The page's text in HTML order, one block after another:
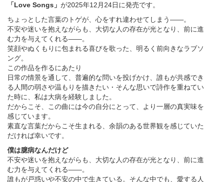
「Love Songs」 が2025年12月24日に発売です。
ちょっとした言葉のトゲが、心をすれ違わせてしまう――。
不安や迷いを抱えながらも、大切な人の存在が光となり、前に進
む力を与えてくれる――。
笑顔やぬくもりに包まれる喜びを歌った、明るく前向きなラブソ
ング。
この作品を作るにあたり
日常の情景を通して、普遍的な問いを投げかけ、誰もが共感でき
る人間の弱さや温もりを描きたい・そんな思いで詩作を重ねてい
た時に、私は大病を経験しました。
だからこそ、この曲には今の自分にとって、より一層の真実味を
感じています。
素直な言葉だからこそ生まれる、余韻のある世界観を感じていた
だければ幸いです。
僕は臆病なんだけど
不安や迷いを抱えながらも、大切な人の存在が光となり、前に進
む力を与えてくれる――。
誰もが戸惑いや不安の中で生きている。そんな中でも、愛する人